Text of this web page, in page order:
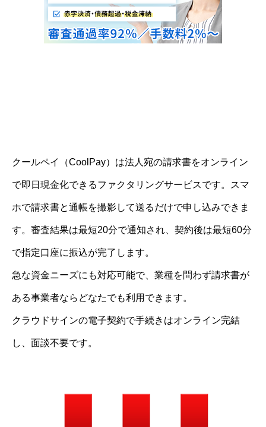
クールペイ（CoolPay）は法人宛の請求書をオンライン
で即日現金化できるファクタリングサービスです。スマ
ホで請求書と通帳を撮影して送るだけで申し込みできま
す。審査結果は最短20分で通知され、契約後は最短60分
で指定口座に振込が完了します。
急な資金ニーズにも対応可能で、業種を問わず請求書が
ある事業者ならどなたでも利用できます。
クラウドサインの電子契約で手続きはオンライン完結
し、面談不要です。